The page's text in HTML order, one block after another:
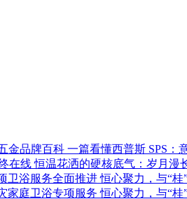
一篇看懂西普斯 SPS：
恒温花洒的硬核底气：岁月漫
恒心聚力，与“
恒心聚力，与“